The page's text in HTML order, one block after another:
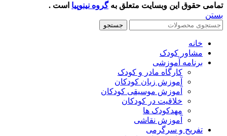
حقوق این وبسایت متعلق بهگروه نینوپیااست .
جستجو
خانه
مشاور کودک
برنامه آموزشی
کارگاه مادر و کودک
آموزش زبان کودکان
آموزش موسیقی کودکان
خلاقیت در کودکان
مهد‌کودک ها
آموزش نقاشی
تفریح و سرگرمی